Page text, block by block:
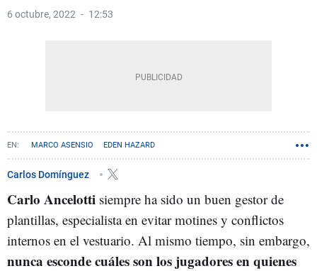
6 octubre, 2022 12:53
MARCO ASENSIO EDEN HAZARD
Carlos Domínguez
Carlo Ancelotti siempre ha sido un buen gestor de
plantillas, especialista en evitar motines y conflictos
internos en el vestuario. Al mismo tiempo, sin embargo,
nunca esconde cuáles son los jugadores en quienes